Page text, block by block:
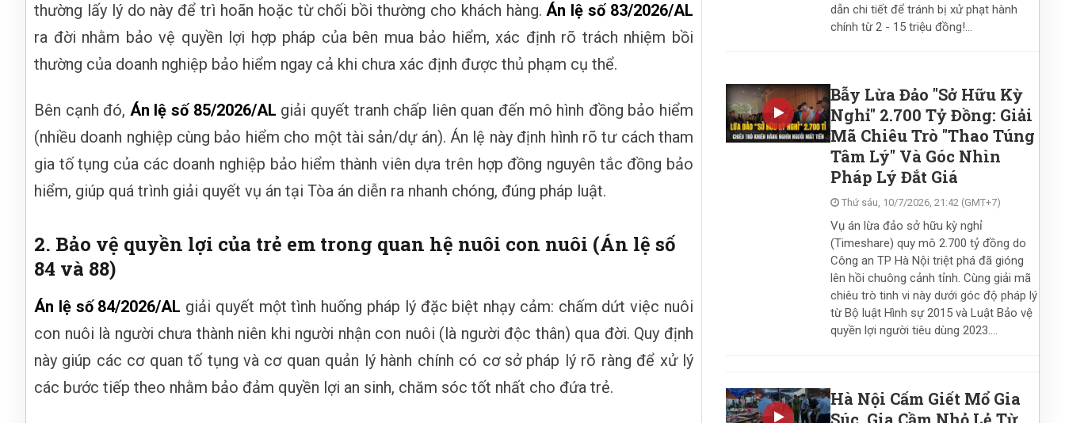
thường lấy lý do này để trì hoãn hoặc từ chối bồi thường cho khách hàng.Án lệ số 83/2026/AL
ra đời nhằm bảo vệ quyền lợi hợp pháp của bên mua bảo hiểm, xác định rõ trách nhiệm bồi
thường của doanh nghiệp bảo hiểm ngay cả khi chưa xác định được thủ phạm cụ thể.
Bên cạnh đó, Án lệ số 85/2026/AL giải quyết tranh chấp liên quan đến mô hình đồng bảo hiểm
(nhiều doanh nghiệp cùng bảo hiểm cho một tài sản/dự án). Án lệ này định hình rõ tư cách tham
gia tố tụng của các doanh nghiệp bảo hiểm thành viên dựa trên hợp đồng nguyên tắc đồng bảo
hiểm, giúp quá trình giải quyết vụ án tại Tòa án diễn ra nhanh chóng, đúng pháp luật.
2. Bảo vệ quyền lợi của trẻ em trong quan hệ nuôi con nuôi (Án lệ số
84 và 88)
Án lệ số 84/2026/AL giải quyết một tình huống pháp lý đặc biệt nhạy cảm: chấm dứt việc nuôi
con nuôi là người chưa thành niên khi người nhận con nuôi (là người độc thân) qua đời. Quy định
này giúp các cơ quan tố tụng và cơ quan quản lý hành chính có cơ sở pháp lý rõ ràng để xử lý
các bước tiếp theo nhằm bảo đảm quyền lợi an sinh, chăm sóc tốt nhất cho đứa trẻ.
dẫn chi tiết để tránh bị xử phạt hành
chính từ 2 - 15 triệu đồng!...
Bẫy Lừa Đảo "Sở Hữu Kỳ
Nghỉ" 2.700 Tỷ Đồng: Giải
Mã Chiêu Trò "Thao Túng
Tâm Lý" Và Góc Nhìn
Pháp Lý Đắt Giá
Thứ sáu, 10/7/2026, 21:42 (GMT+7)
Vụ án lừa đảo sở hữu kỳ nghỉ
(Timeshare) quy mô 2.700 tỷ đồng do
Công an TP Hà Nội triệt phá đã gióng
lên hồi chuông cảnh tỉnh. Cùng giải mã
chiêu trò tinh vi này dưới góc độ pháp lý
từ Bộ luật Hình sự 2015 và Luật Bảo vệ
quyền lợi người tiêu dùng 2023....
Hà Nội Cấm Giết Mổ Gia